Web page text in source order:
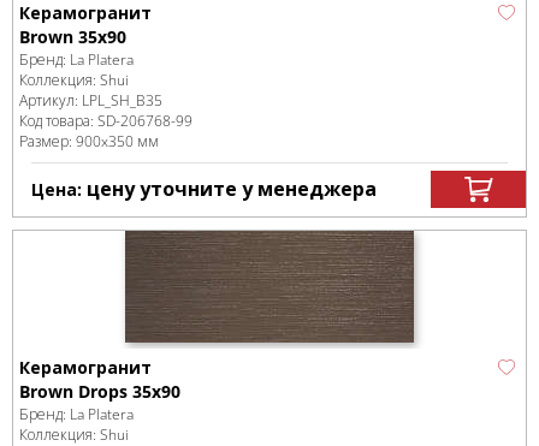
Керамогранит
Brown 35x90
Бренд: La Platera
Коллекция: Shui
Артикул: LPL_SH_B35
Код товара: SD-206768-99
Размер: 900x350 мм
Цена: цену уточните у менеджера
Керамогранит
Brown Drops 35x90
Бренд: La Platera
Коллекция: Shui